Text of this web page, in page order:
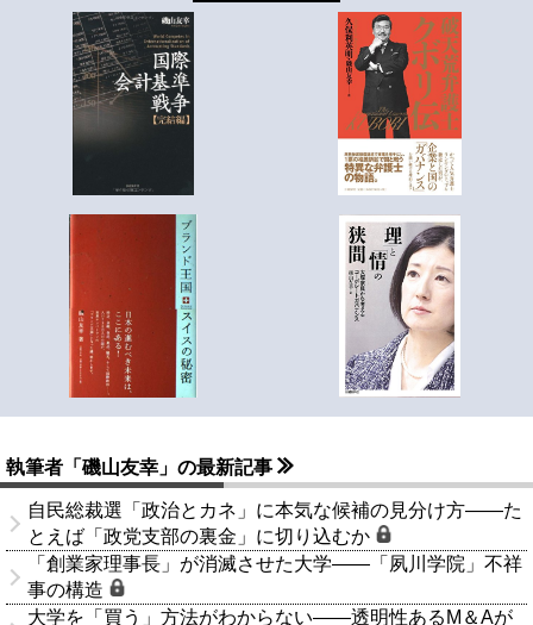
執筆者「磯山友幸」の最新記事
自民総裁選「政治とカネ」に本気な候補の見分け方――た
とえば「政党支部の裏金」に切り込むか
「創業家理事長」が消滅させた大学――「夙川学院」不祥
事の構造
大学を「買う」方法がわからない――透明性あるM＆Aが